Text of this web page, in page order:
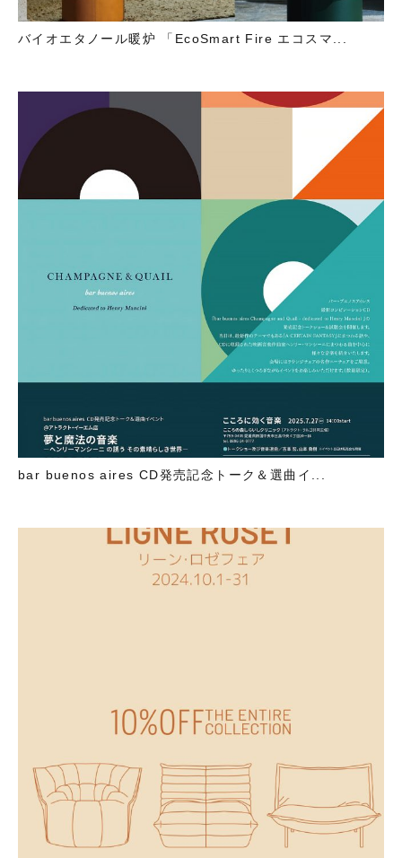
バイオエタノール暖炉 「EcoSmart Fire エコスマ...
bar buenos aires CD発売記念トーク＆選曲イ...